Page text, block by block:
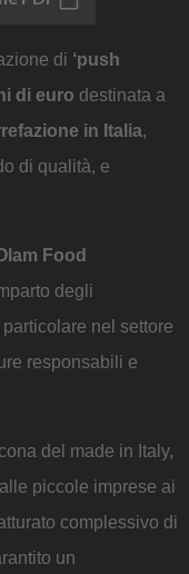
di ‘push
di euro destinata a
in Italia,
di qualità, e
Food
degli
nel settore
responsabili e
del made in Italy,
piccole imprese ai
complessivo di
un